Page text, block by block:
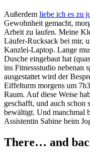
Außerdem liebe ich es zu
Gewohnheit gemacht,
Arbeit zu laufen. Meine
Läufer-Rucksack bei mir,
Kanzlei-Laptop. Lange
Dusche eingebaut hat
ins Fitnessstudio nebenan
ausgestattet wird der
Eiffelturm morgens um
Raum. Auf diese Weise
geschafft, und auch schon
bewältigt. Und manchmal
Assistentin Sabine beim
There… and